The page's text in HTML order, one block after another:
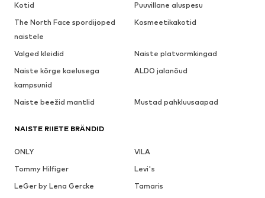
Kotid
Puuvillane aluspesu
The North Face spordijoped
naistele
Kosmeetikakotid
Valged kleidid
Naiste platvormkingad
Naiste kõrge kaelusega
kampsunid
ALDO jalanõud
Naiste beežid mantlid Mustad pahkluusaapad
NAISTE RIIETE BRÄNDID
ONLY
VILA
Tommy Hilfiger
Levi's
LeGer by Lena Gercke
Tamaris